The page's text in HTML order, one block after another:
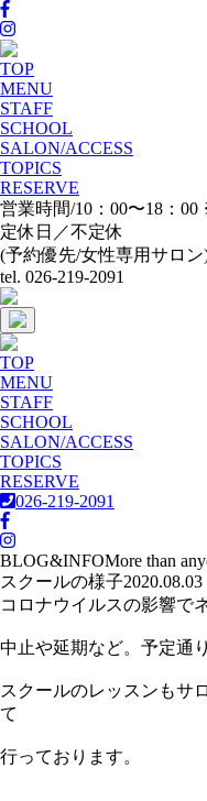
TOP
MENU
STAFF
SCHOOL
SALON/ACCESS
TOPICS
RESERVE
営業時間/10：00〜18：
定休日／不定休
(予約優先/女性専用サロン
tel. 026-219-2091
TOP
MENU
STAFF
SCHOOL
SALON/ACCESS
TOPICS
RESERVE
026-219-2091
BLOG&INFOMore than
スクールの様子2020.08.03
コロナウイルスの影響で
中止や延期など。予定通
スクールのレッスンもサ
て
行っております。